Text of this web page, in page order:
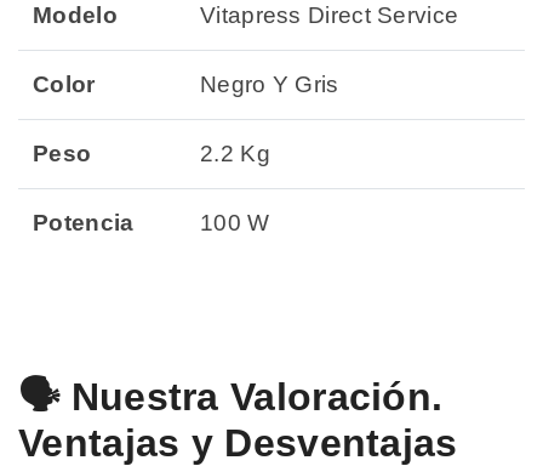
Modelo Vitapress Direct Service
Color Negro Y Gris
Peso 2.2 Kg
Potencia 100 W
🗣️ Nuestra Valoración.
Ventajas y Desventajas